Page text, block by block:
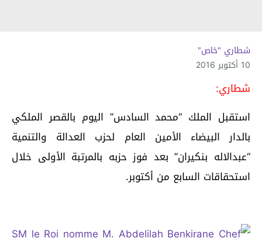
شطاري "خاص"
10 أكتوبر 2016
شطاري:
استقبل الملك “محمد السادس” اليوم بالقصر الملكي
بالدار البيضاء الأمين العام لحزب العدالة والتنمية
“عبدالاله بنكيران” بعد فوز حزبه بالمرتبة الأولى خلال
استحقاقات السابع من أكتوبر.